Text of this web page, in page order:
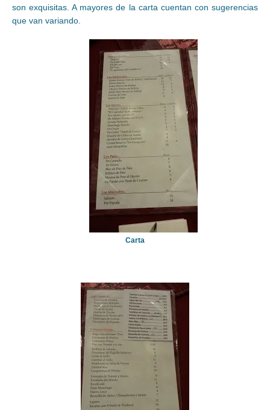
son exquisitas. A mayores de la carta cuentan con sugerencias
que van variando.
Carta